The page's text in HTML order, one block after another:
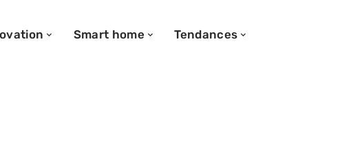
Smart home Tendances